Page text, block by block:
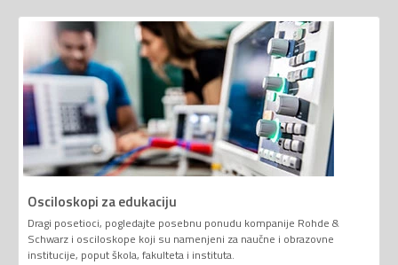
Osciloskopi za edukaciju
Dragi posetioci, pogledajte posebnu ponudu kompanije Rohde &
Schwarz i osciloskope koji su namenjeni za naučne i obrazovne
institucije, poput škola, fakulteta i instituta.